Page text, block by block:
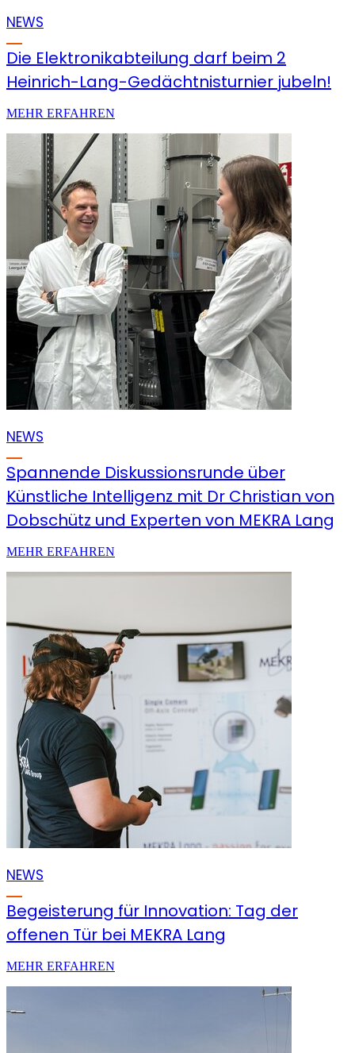
NEWS
Die Elektronikabteilung darf beim 2
Heinrich-Lang-Gedächtnisturnier jubeln!
MEHR ERFAHREN
NEWS
Spannende Diskussionsrunde über
Künstliche Intelligenz mit Dr Christian von
Dobschütz und Experten von MEKRA Lang
MEHR ERFAHREN
NEWS
Begeisterung für Innovation: Tag der
offenen Tür bei MEKRA Lang
MEHR ERFAHREN